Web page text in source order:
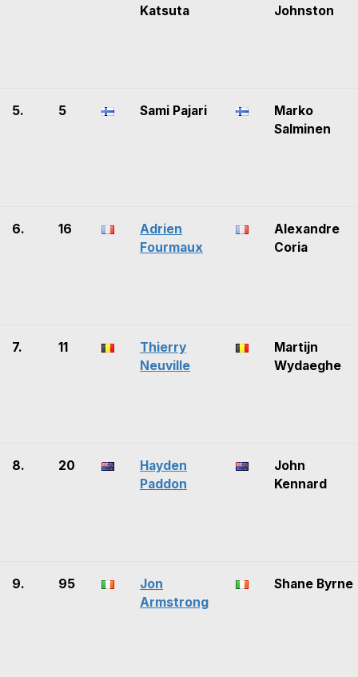
Katsuta
Johnston
5. 5 Sami Pajari
Marko
Salminen
6. 16
Adrien
Fourmaux
Alexandre
Coria
7. 11
Thierry
Neuville
Martijn
Wydaeghe
8. 20
Hayden
Paddon
John
Kennard
9. 95
Jon
Armstrong
Shane Byrne